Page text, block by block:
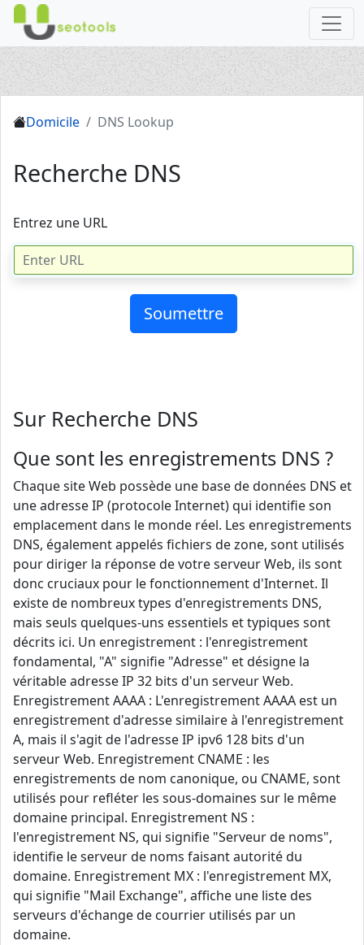
Domicile DNS Lookup
Recherche DNS
Entrez une URL
Sur Recherche DNS
Que sont les enregistrements DNS ?
Chaque site Web possède une base de données DNS et
une adresse IP (protocole Internet) qui identifie son
emplacement dans le monde réel. Les enregistrements
DNS, également appelés fichiers de zone, sont utilisés
pour diriger la réponse de votre serveur Web, ils sont
donc cruciaux pour le fonctionnement d'Internet. Il
existe de nombreux types d'enregistrements DNS,
mais seuls quelques-uns essentiels et typiques sont
décrits ici. Un enregistrement : l'enregistrement
fondamental, "A" signifie "Adresse" et désigne la
véritable adresse IP 32 bits d'un serveur Web.
Enregistrement AAAA : L'enregistrement AAAA est un
enregistrement d'adresse similaire à l'enregistrement
A, mais il s'agit de l'adresse IP ipv6 128 bits d'un
serveur Web. Enregistrement CNAME : les
enregistrements de nom canonique, ou CNAME, sont
utilisés pour refléter les sous-domaines sur le même
domaine principal. Enregistrement NS :
l'enregistrement NS, qui signifie "Serveur de noms",
identifie le serveur de noms faisant autorité du
domaine. Enregistrement MX : l'enregistrement MX,
qui signifie "Mail Exchange", affiche une liste des
serveurs d'échange de courrier utilisés par un
domaine.